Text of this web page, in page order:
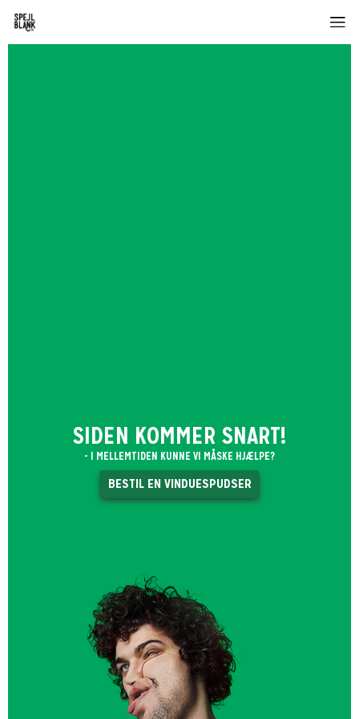
SIDEN KOMMER SNART!
- I MELLEMTIDEN KUNNE VI MÅSKE HJÆLPE?
BESTIL EN VINDUESPUDSER